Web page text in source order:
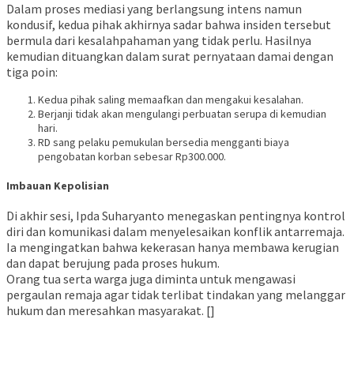
Dalam proses mediasi yang berlangsung intens namun
kondusif, kedua pihak akhirnya sadar bahwa insiden tersebut
bermula dari kesalahpahaman yang tidak perlu. Hasilnya
kemudian dituangkan dalam surat pernyataan damai dengan
tiga poin:
Kedua pihak saling memaafkan dan mengakui kesalahan.
Berjanji tidak akan mengulangi perbuatan serupa di kemudian
hari.
RD sang pelaku pemukulan bersedia mengganti biaya
pengobatan korban sebesar Rp300.000.
Imbauan Kepolisian
Di akhir sesi, Ipda Suharyanto menegaskan pentingnya kontrol
diri dan komunikasi dalam menyelesaikan konflik antarremaja.
Ia mengingatkan bahwa kekerasan hanya membawa kerugian
dan dapat berujung pada proses hukum.
Orang tua serta warga juga diminta untuk mengawasi
pergaulan remaja agar tidak terlibat tindakan yang melanggar
hukum dan meresahkan masyarakat. []